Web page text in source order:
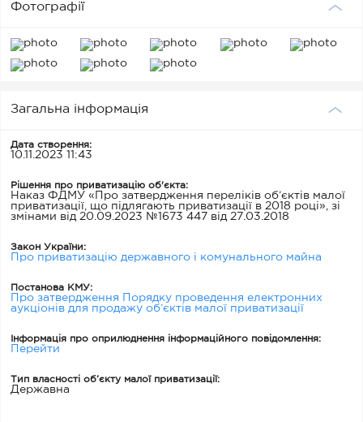
Фотографії
Загальна інформація
Дата створення:
10.11.2023 11:43
Рішення про приватизацію об'єкта:
Наказ ФДМУ «Про затвердження переліків об’єктів малої
приватизації, що підлягають приватизації в 2018 році», зі
змінами від 20.09.2023 №1673 447 від 27.03.2018
Закон України:
Про приватизацію державного і комунального майна
Постанова КМУ:
Про затвердження Порядку проведення електронних
аукціонів для продажу об’єктів малої приватизації
Інформація про оприлюднення інформаційного повідомлення:
Перейти
Тип власності об’єкту малої приватизації:
Державна